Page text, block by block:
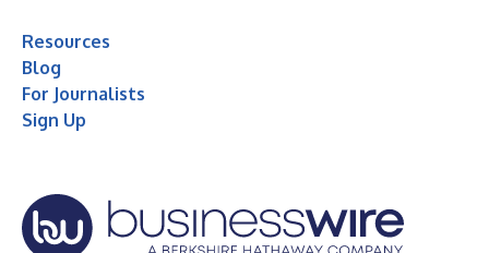
Resources
Blog
For Journalists
Sign Up